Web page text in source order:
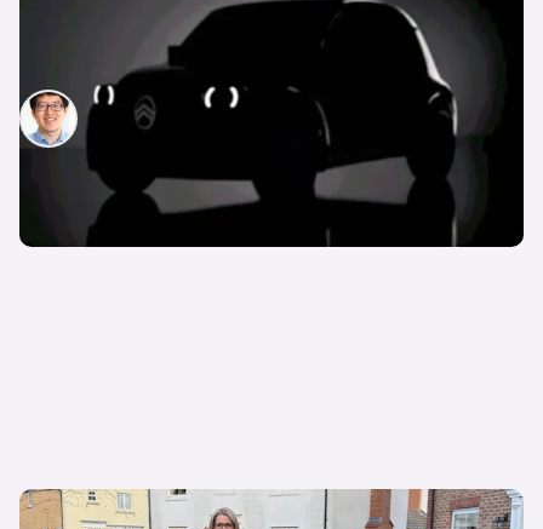
könnte eine Neuauflage der ikonischen Ente
Patrik Chen
22. Mai 2026
Kann der preiswerte Cityflitzer auch den Alltag